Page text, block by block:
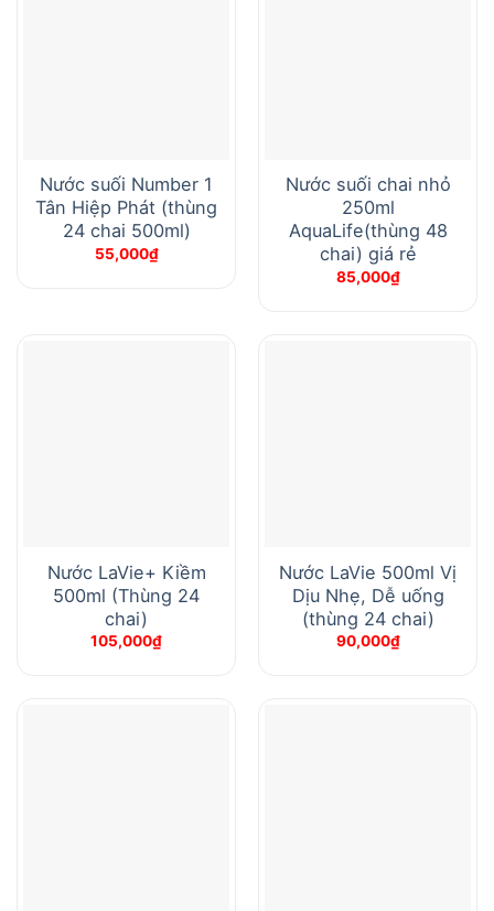
Nước suối Number 1
Tân Hiệp Phát (thùng
24 chai 500ml)
55,000₫
Nước suối chai nhỏ
250ml
AquaLife(thùng 48
chai) giá rẻ
85,000₫
Nước LaVie+ Kiềm
500ml (Thùng 24
chai)
105,000₫
Nước LaVie 500ml Vị
Dịu Nhẹ, Dễ uống
(thùng 24 chai)
90,000₫